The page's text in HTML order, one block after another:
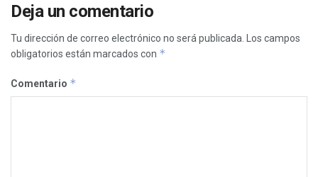
Deja un comentario
Tu dirección de correo electrónico no será publicada.
Los campos
obligatorios están marcados con *
Comentario *